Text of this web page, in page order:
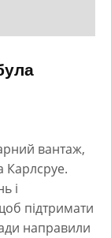
вантаж,
Карлсруе.
і
підтримати
направили